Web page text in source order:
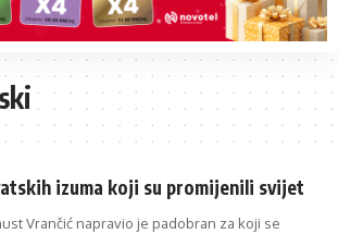
izuma koji su promijenili svijet
Vrančić napravio je padobran za koji se